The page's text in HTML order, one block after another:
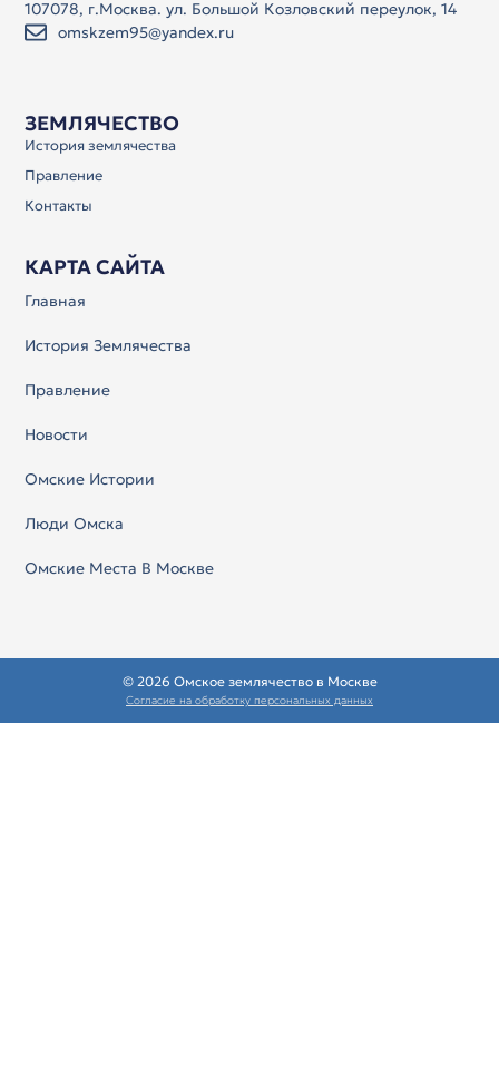
ЗЕМЛЯЧЕСТВО
История землячества
Правление
Контакты
КАРТА САЙТА
Главная
История Землячества
Правление
Новости
Омские Истории
Люди Омска
Омские Места В Москве
107078, г.Москва. ул. Большой Козловский переулок, 14
omskzem95@yandex.ru
© 2026 Омское землячество в Москве
Согласие на обработку персональных данных